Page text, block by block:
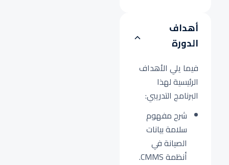
أهداف
الدورة
فيما يلي الأهداف
الرئيسية لهذا
البرنامج التدريبي:
شرح مفهوم
سلامة بيانات
الصيانة في
أنظمة CMMS.